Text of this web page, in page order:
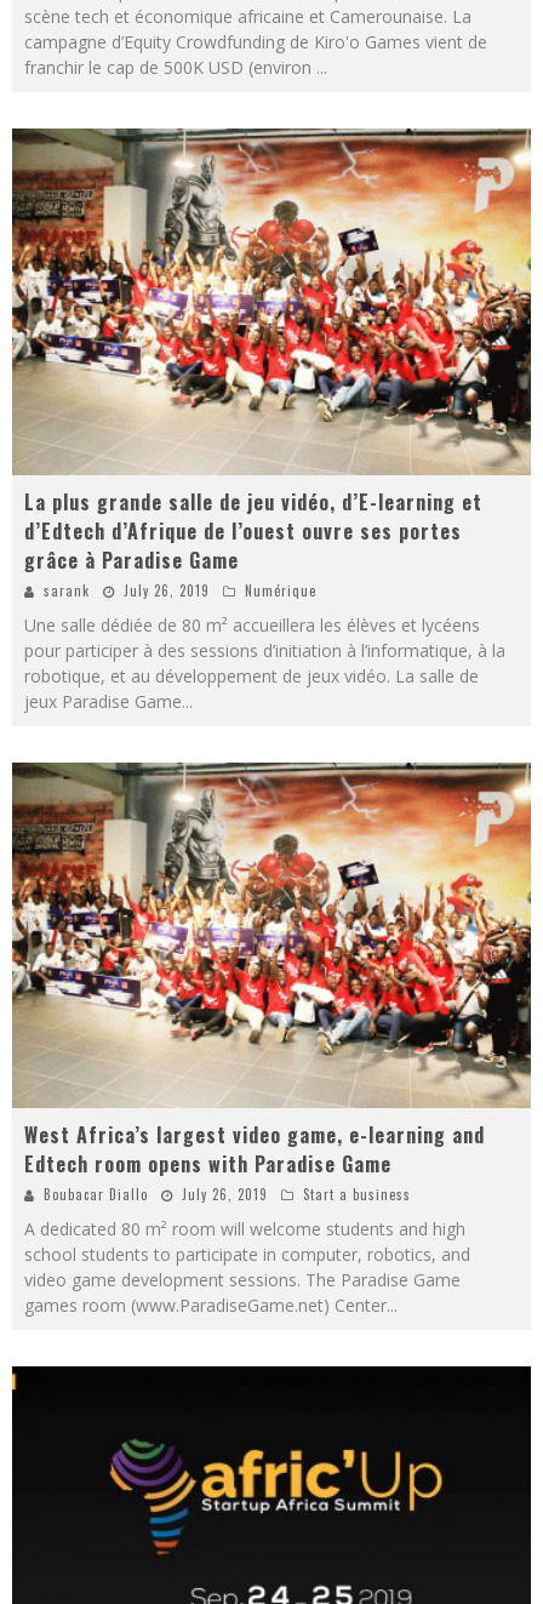
scène tech et économique africaine et Camerounaise. La
campagne d’Equity Crowdfunding de Kiro'o Games vient de
franchir le cap de 500K USD (environ ...
La plus grande salle de jeu vidéo, d’E-learning et
d’Edtech d’Afrique de l’ouest ouvre ses portes
grâce à Paradise Game
sarank July 26, 2019 Numérique
Une salle dédiée de 80 m² accueillera les élèves et lycéens
pour participer à des sessions d’initiation à l’informatique, à la
robotique, et au développement de jeux vidéo. La salle de
jeux Paradise Game...
West Africa’s largest video game, e-learning and
Edtech room opens with Paradise Game
Boubacar Diallo July 26, 2019 Start a business
A dedicated 80 m² room will welcome students and high
school students to participate in computer, robotics, and
video game development sessions. The Paradise Game
games room (www.ParadiseGame.net) Center...